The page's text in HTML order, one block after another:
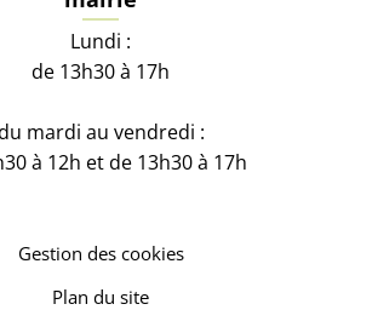
Lundi :
de 13h30 à 17h
mardi au vendredi :
à 12h et de 13h30 à 17h
Gestion des cookies
Plan du site